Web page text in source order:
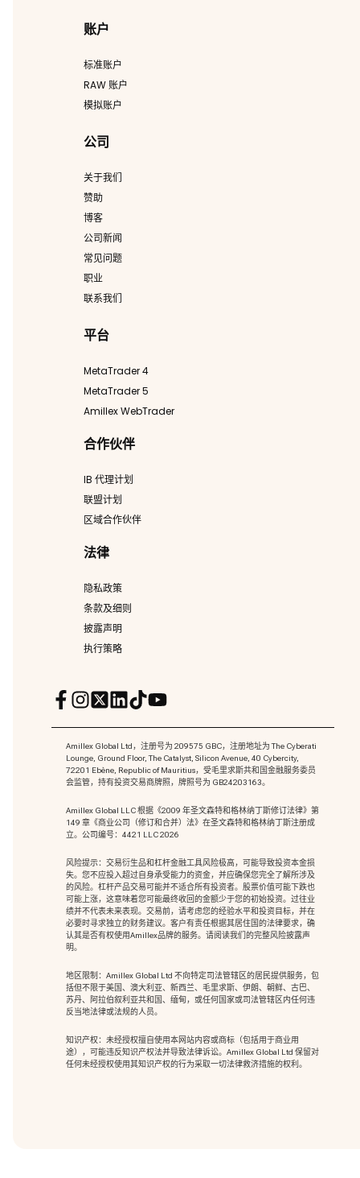
账户
标准账户
RAW 账户
模拟账户
公司
关于我们
赞助
博客
公司新闻
常见问题
职业
联系我们
平台
MetaTrader 4
MetaTrader 5
Amillex WebTrader
合作伙伴
IB 代理计划
联盟计划
区域合作伙伴
法律
隐私政策
条款及细则
披露声明
执行策略
Amillex Global Ltd，注册号为 209575 GBC，注册地址为 The Cyberati
Lounge, Ground Floor, The Catalyst, Silicon Avenue, 40 Cybercity,
72201 Ebène, Republic of Mauritius，受毛里求斯共和国金融服务委员
会监管，持有投资交易商牌照，牌照号为 GB24203163。
Amillex Global LLC 根据《2009 年圣文森特和格林纳丁斯修订法律》第
149 章《商业公司（修订和合并）法》在圣文森特和格林纳丁斯注册成
立。公司编号：4421 LLC 2026
风险提示：交易衍生品和杠杆金融工具风险极高，可能导致投资本金损
失。您不应投入超过自身承受能力的资金，并应确保您完全了解所涉及
的风险。杠杆产品交易可能并不适合所有投资者。股票价值可能下跌也
可能上涨，这意味着您可能最终收回的金额少于您的初始投资。过往业
绩并不代表未来表现。交易前，请考虑您的经验水平和投资目标，并在
必要时寻求独立的财务建议。客户有责任根据其居住国的法律要求，确
认其是否有权使用Amillex品牌的服务。请阅读我们的完整风险披露声
明。
地区限制：Amillex Global Ltd 不向特定司法管辖区的居民提供服务，包
括但不限于美国、澳大利亚、新西兰、毛里求斯、伊朗、朝鲜、古巴、
苏丹、阿拉伯叙利亚共和国、缅甸，或任何国家或司法管辖区内任何违
反当地法律或法规的人员。
知识产权：未经授权擅自使用本网站内容或商标（包括用于商业用
途），可能违反知识产权法并导致法律诉讼。Amillex Global Ltd 保留对
任何未经授权使用其知识产权的行为采取一切法律救济措施的权利。